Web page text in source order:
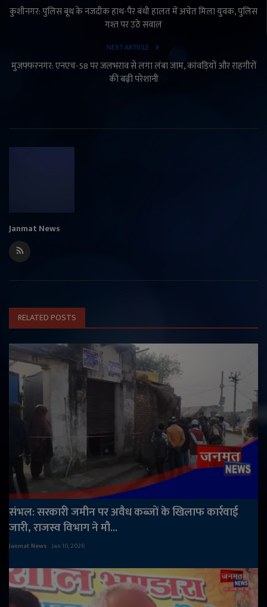
कुशीनगर: पुलिस बूथ के नजदीक हाथ-पैर बंधी हालत में अचेत मिला युवक, पुलिस
गश्त पर उठे सवाल
NEXT ARTICLE
मुजफ्फरनगर: एनएच-58 पर जलभराव से लगा लंबा जाम, कांवड़ियों और राहगीरों
की बढ़ी परेशानी
Janmat News
RELATED POSTS
संभल: सरकारी जमीन पर अवैध कब्जों के खिलाफ कार्रवाई
जारी, राजस्व विभाग ने मौ...
Janmat News Jan 10, 2026